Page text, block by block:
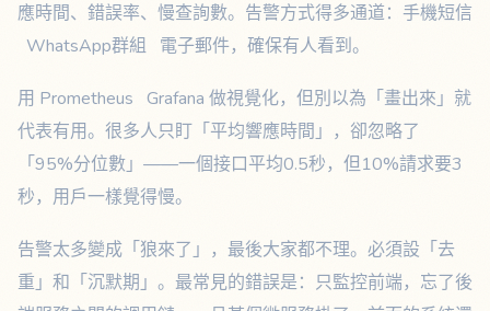
應時間、錯誤率、慢查詢數。告警方式得多通道：手機短信
WhatsApp群組 電子郵件，確保有人看到。
用 Prometheus Grafana 做視覺化，但別以為「畫出來」就
代表有用。很多人只盯「平均響應時間」，卻忽略了
「95%分位數」——一個接口平均0.5秒，但10%請求要3
秒，用戶一樣覺得慢。
告警太多變成「狼來了」，最後大家都不理。必須設「去
重」和「沉默期」。最常見的錯誤是：只監控前端，忘了後